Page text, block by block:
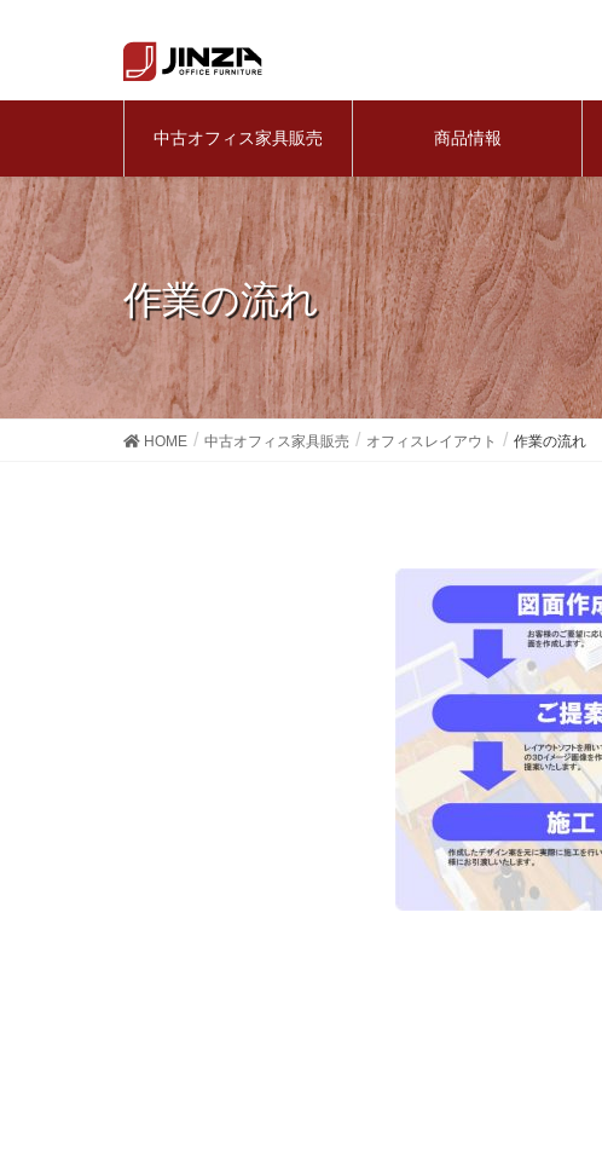
中古オフィス家具販売 商品情報
作業の流れ
HOME 中古オフィス家具販売 オフィスレイアウト 作業の流れ